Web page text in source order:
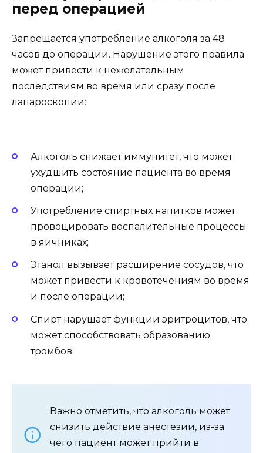
перед операцией
Запрещается употребление алкоголя за 48
часов до операции. Нарушение этого правила
может привести к нежелательным
последствиям во время или сразу после
лапароскопии:
Алкоголь снижает иммунитет, что может
ухудшить состояние пациента во время
операции;
Употребление спиртных напитков может
провоцировать воспалительные процессы
в яичниках;
Этанол вызывает расширение сосудов, что
может привести к кровотечениям во время
и после операции;
Спирт нарушает функции эритроцитов, что
может способствовать образованию
тромбов.
Важно отметить, что алкоголь может
снизить действие анестезии, из-за
чего пациент может прийти в